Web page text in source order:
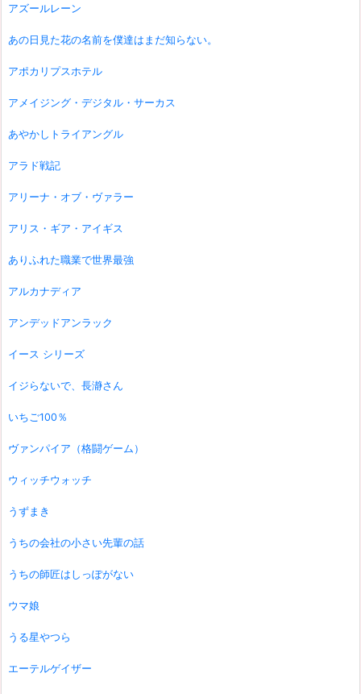
アズールレーン
あの日見た花の名前を僕達はまだ知らない。
アポカリプスホテル
アメイジング・デジタル・サーカス
あやかしトライアングル
アラド戦記
アリーナ・オブ・ヴァラー
アリス・ギア・アイギス
ありふれた職業で世界最強
アルカナディア
アンデッドアンラック
イース シリーズ
イジらないで、長瀞さん
いちご100％
ヴァンパイア（格闘ゲーム）
ウィッチウォッチ
うずまき
うちの会社の小さい先輩の話
うちの師匠はしっぽがない
ウマ娘
うる星やつら
エーテルゲイザー